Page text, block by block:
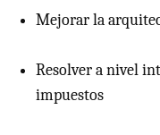
Mejorar la
Resolver a nivel
impuestos